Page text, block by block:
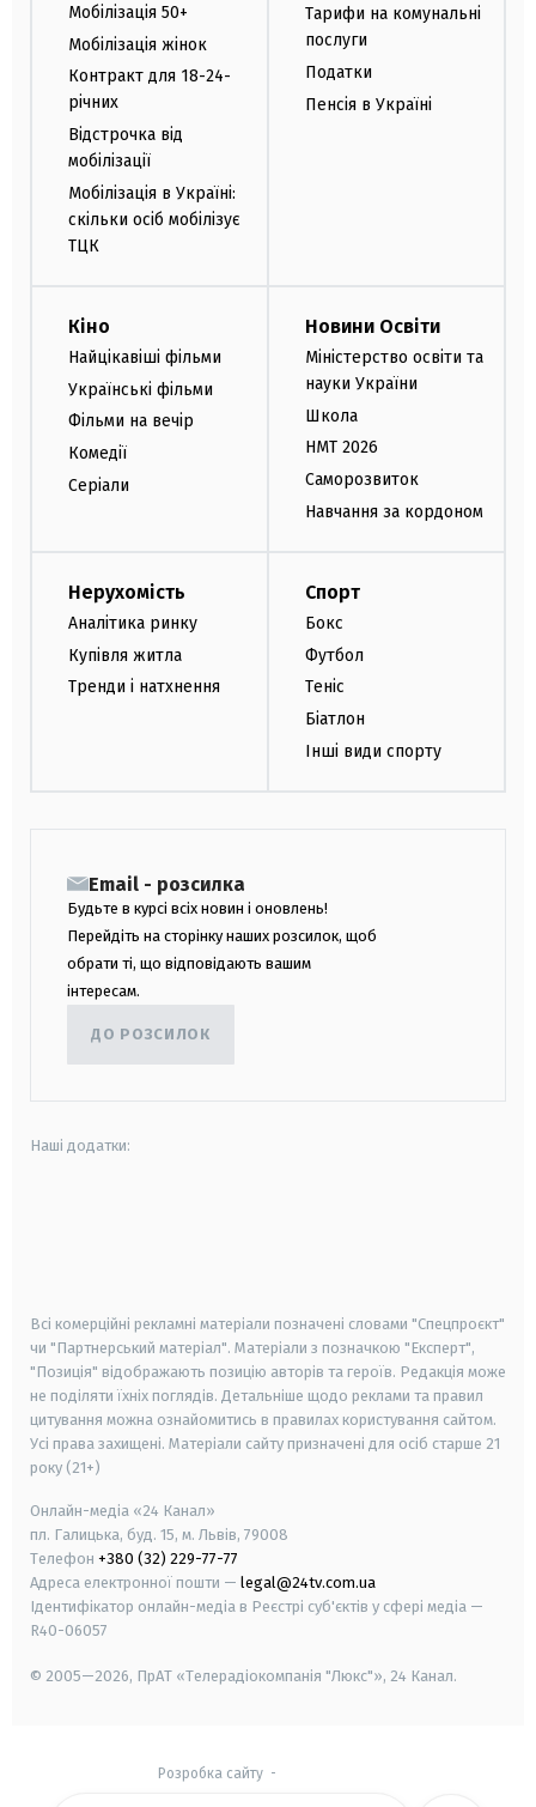
Мобілізація 50+
Мобілізація жінок
Контракт для 18-24-
річних
Відстрочка від
мобілізації
Мобілізація в Україні:
скільки осіб мобілізує
ТЦК
Тарифи на комунальні
послуги
Податки
Пенсія в Україні
Кіно
Найцікавіші фільми
Українські фільми
Фільми на вечір
Комедії
Серіали
Новини Освіти
Міністерство освіти та
науки України
Школа
НМТ 2026
Саморозвиток
Навчання за кордоном
Нерухомість
Аналітика ринку
Купівля житла
Тренди і натхнення
Спорт
Бокс
Футбол
Теніс
Біатлон
Інші види спорту
Email - розсилка
Будьте в курсі всіх новин і оновлень!
Перейдіть на сторінку наших розсилок, щоб
обрати ті, що відповідають вашим
інтересам.
ДО РОЗСИЛОК
Наші додатки:
Всі комерційні рекламні матеріали позначені словами "Спецпроєкт"
чи "Партнерський матеріал". Матеріали з позначкою "Експерт",
"Позиція" відображають позицію авторів та героїв. Редакція може
не поділяти їхніх поглядів. Детальніше щодо реклами та правил
цитування можна ознайомитись в правилах користування сайтом.
Усі права захищені. Матеріали сайту призначені для осіб старше 21
року (21+)
Онлайн-медіа «24 Канал»
пл. Галицька, буд. 15, м. Львів, 79008
Телефон +380 (32) 229-77-77
Адреса електронної пошти — legal@24tv.com.ua
Ідентифікатор онлайн-медіа в Реєстрі суб'єктів у сфері медіа —
R40-06057
© 2005—2026, ПрАТ «Телерадіокомпанія "Люкс"», 24 Канал.
Розробка сайту-